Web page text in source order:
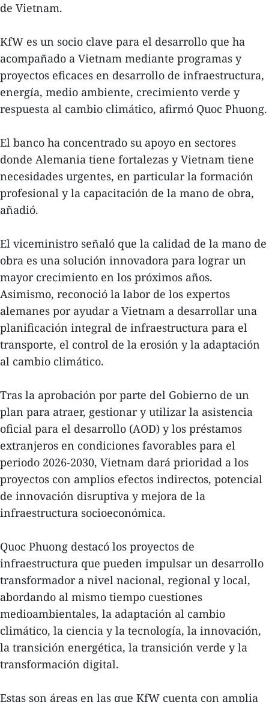
de Vietnam.
KfW es un socio clave para el desarrollo que ha
acompañado a Vietnam mediante programas y
proyectos eficaces en desarrollo de infraestructura,
energía, medio ambiente, crecimiento verde y
respuesta al cambio climático, afirmó Quoc Phuong.
El banco ha concentrado su apoyo en sectores
donde Alemania tiene fortalezas y Vietnam tiene
necesidades urgentes, en particular la formación
profesional y la capacitación de la mano de obra,
añadió.
El viceministro señaló que la calidad de la mano de
obra es una solución innovadora para lograr un
mayor crecimiento en los próximos años.
Asimismo, reconoció la labor de los expertos
alemanes por ayudar a Vietnam a desarrollar una
planificación integral de infraestructura para el
transporte, el control de la erosión y la adaptación
al cambio climático.
Tras la aprobación por parte del Gobierno de un
plan para atraer, gestionar y utilizar la asistencia
oficial para el desarrollo (AOD) y los préstamos
extranjeros en condiciones favorables para el
periodo 2026-2030, Vietnam dará prioridad a los
proyectos con amplios efectos indirectos, potencial
de innovación disruptiva y mejora de la
infraestructura socioeconómica.
Quoc Phuong destacó los proyectos de
infraestructura que pueden impulsar un desarrollo
transformador a nivel nacional, regional y local,
abordando al mismo tiempo cuestiones
medioambientales, la adaptación al cambio
climático, la ciencia y la tecnología, la innovación,
la transición energética, la transición verde y la
transformación digital.
Estas son áreas en las que KfW cuenta con amplia